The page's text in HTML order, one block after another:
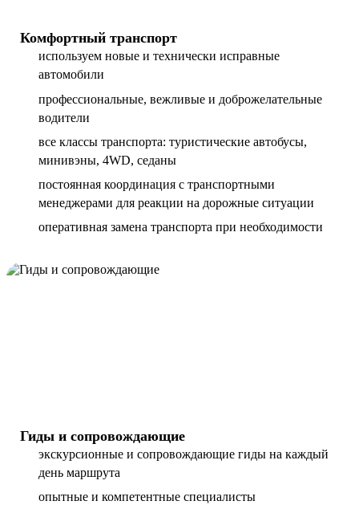
Комфортный транспорт
используем новые и технически исправные
автомобили
профессиональные, вежливые и доброжелательные
водители
все классы транспорта: туристические автобусы,
минивэны, 4WD, седаны
постоянная координация с транспортными
менеджерами для реакции на дорожные ситуации
оперативная замена транспорта при необходимости
Гиды и сопровождающие
экскурсионные и сопровождающие гиды на каждый
день маршрута
опытные и компетентные специалисты